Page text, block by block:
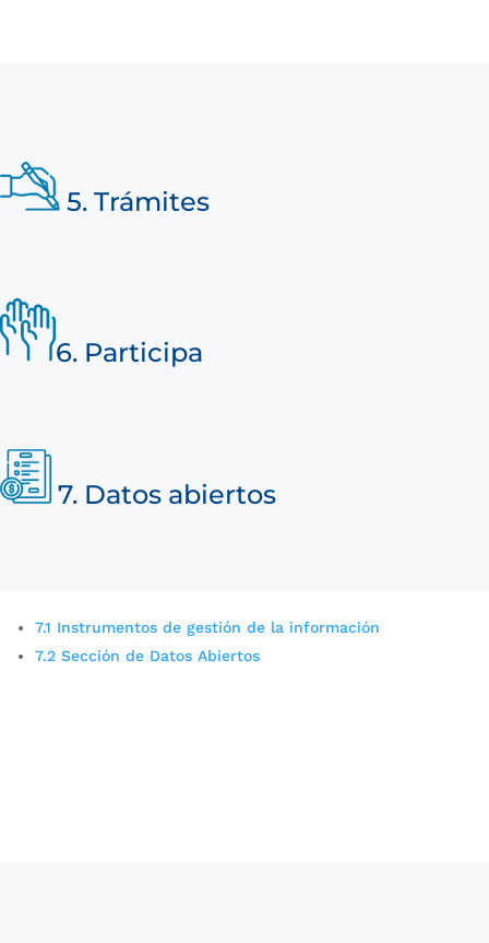
5.Trámites
6. Participa
7. Datos abiertos
7.1 Instrumentos de gestión de la información
7.2 Sección de Datos Abiertos